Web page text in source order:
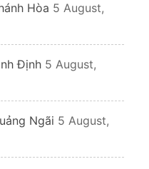
Hòa 5 August,
Định 5 August,
Ngãi 5 August,